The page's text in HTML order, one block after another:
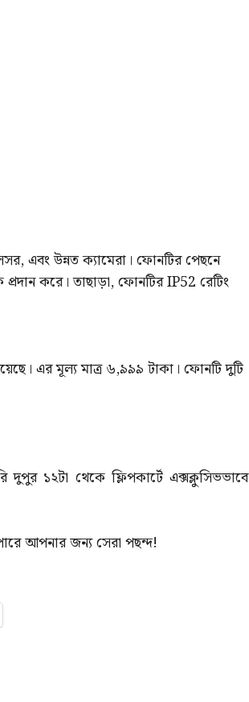
এবং উন্নত ক্যামেরা। ফোনটির পেছনে
করে। তাছাড়া, ফোনটির IP52 রেটিং
এর মূল্য মাত্র ৬,৯৯৯ টাকা। ফোনটি দুটি
১২টা থেকে ফ্লিপকার্টে এক্সক্লুসিভভাবে
আপনার জন্য সেরা পছন্দ!